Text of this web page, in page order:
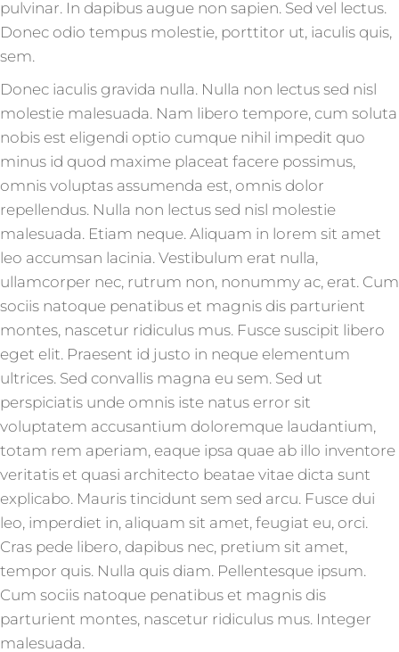
pulvinar. In dapibus augue non sapien. Sed vel lectus.
Donec odio tempus molestie, porttitor ut, iaculis quis,
sem.
Donec iaculis gravida nulla. Nulla non lectus sed nisl
molestie malesuada. Nam libero tempore, cum soluta
nobis est eligendi optio cumque nihil impedit quo
minus id quod maxime placeat facere possimus,
omnis voluptas assumenda est, omnis dolor
repellendus. Nulla non lectus sed nisl molestie
malesuada. Etiam neque. Aliquam in lorem sit amet
leo accumsan lacinia. Vestibulum erat nulla,
ullamcorper nec, rutrum non, nonummy ac, erat. Cum
sociis natoque penatibus et magnis dis parturient
montes, nascetur ridiculus mus. Fusce suscipit libero
eget elit. Praesent id justo in neque elementum
ultrices. Sed convallis magna eu sem. Sed ut
perspiciatis unde omnis iste natus error sit
voluptatem accusantium doloremque laudantium,
totam rem aperiam, eaque ipsa quae ab illo inventore
veritatis et quasi architecto beatae vitae dicta sunt
explicabo. Mauris tincidunt sem sed arcu. Fusce dui
leo, imperdiet in, aliquam sit amet, feugiat eu, orci.
Cras pede libero, dapibus nec, pretium sit amet,
tempor quis. Nulla quis diam. Pellentesque ipsum.
Cum sociis natoque penatibus et magnis dis
parturient montes, nascetur ridiculus mus. Integer
malesuada.